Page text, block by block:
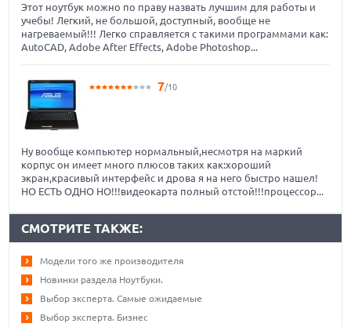
Этот ноутбук можно по праву назвать лучшим для работы и
учебы! Легкий, не большой, доступный, вообще не
нагреваемый!!! Легко справляется с такими программами как:
AutoCAD, Adobe After Effects, Adobe Photoshop...
7/10
Ну вообще компьютер нормальный,несмотря на маркий
корпус он имеет много плюсов таких как:хороший
экран,красивый интерфейс и дрова я на него быстро нашел!
НО ЕСТЬ ОДНО НО!!!видеокарта полный отстой!!!процессор...
СМОТРИТЕ ТАКЖЕ:
Модели того же производителя
Новинки раздела Ноутбуки.
Выбор эксперта. Самые ожидаемые
Выбор эксперта. Бизнес